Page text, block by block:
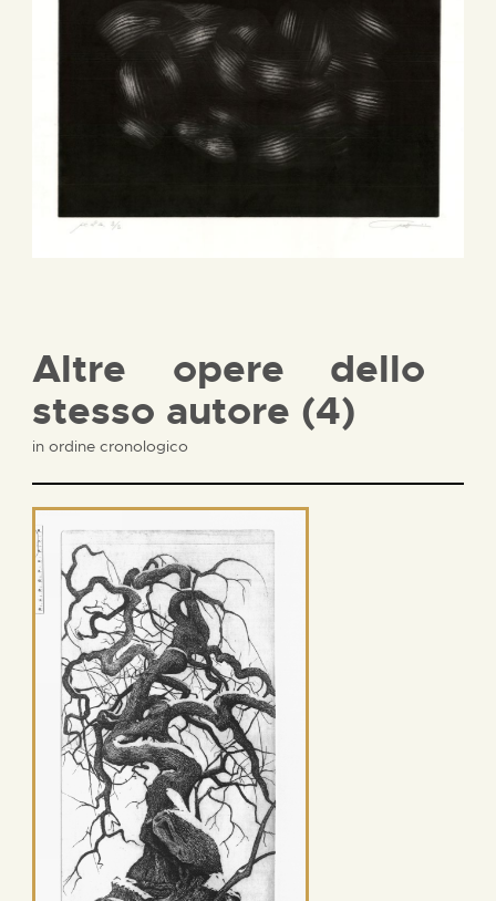
Altre opere dello
stesso autore (4)
in ordine cronologico